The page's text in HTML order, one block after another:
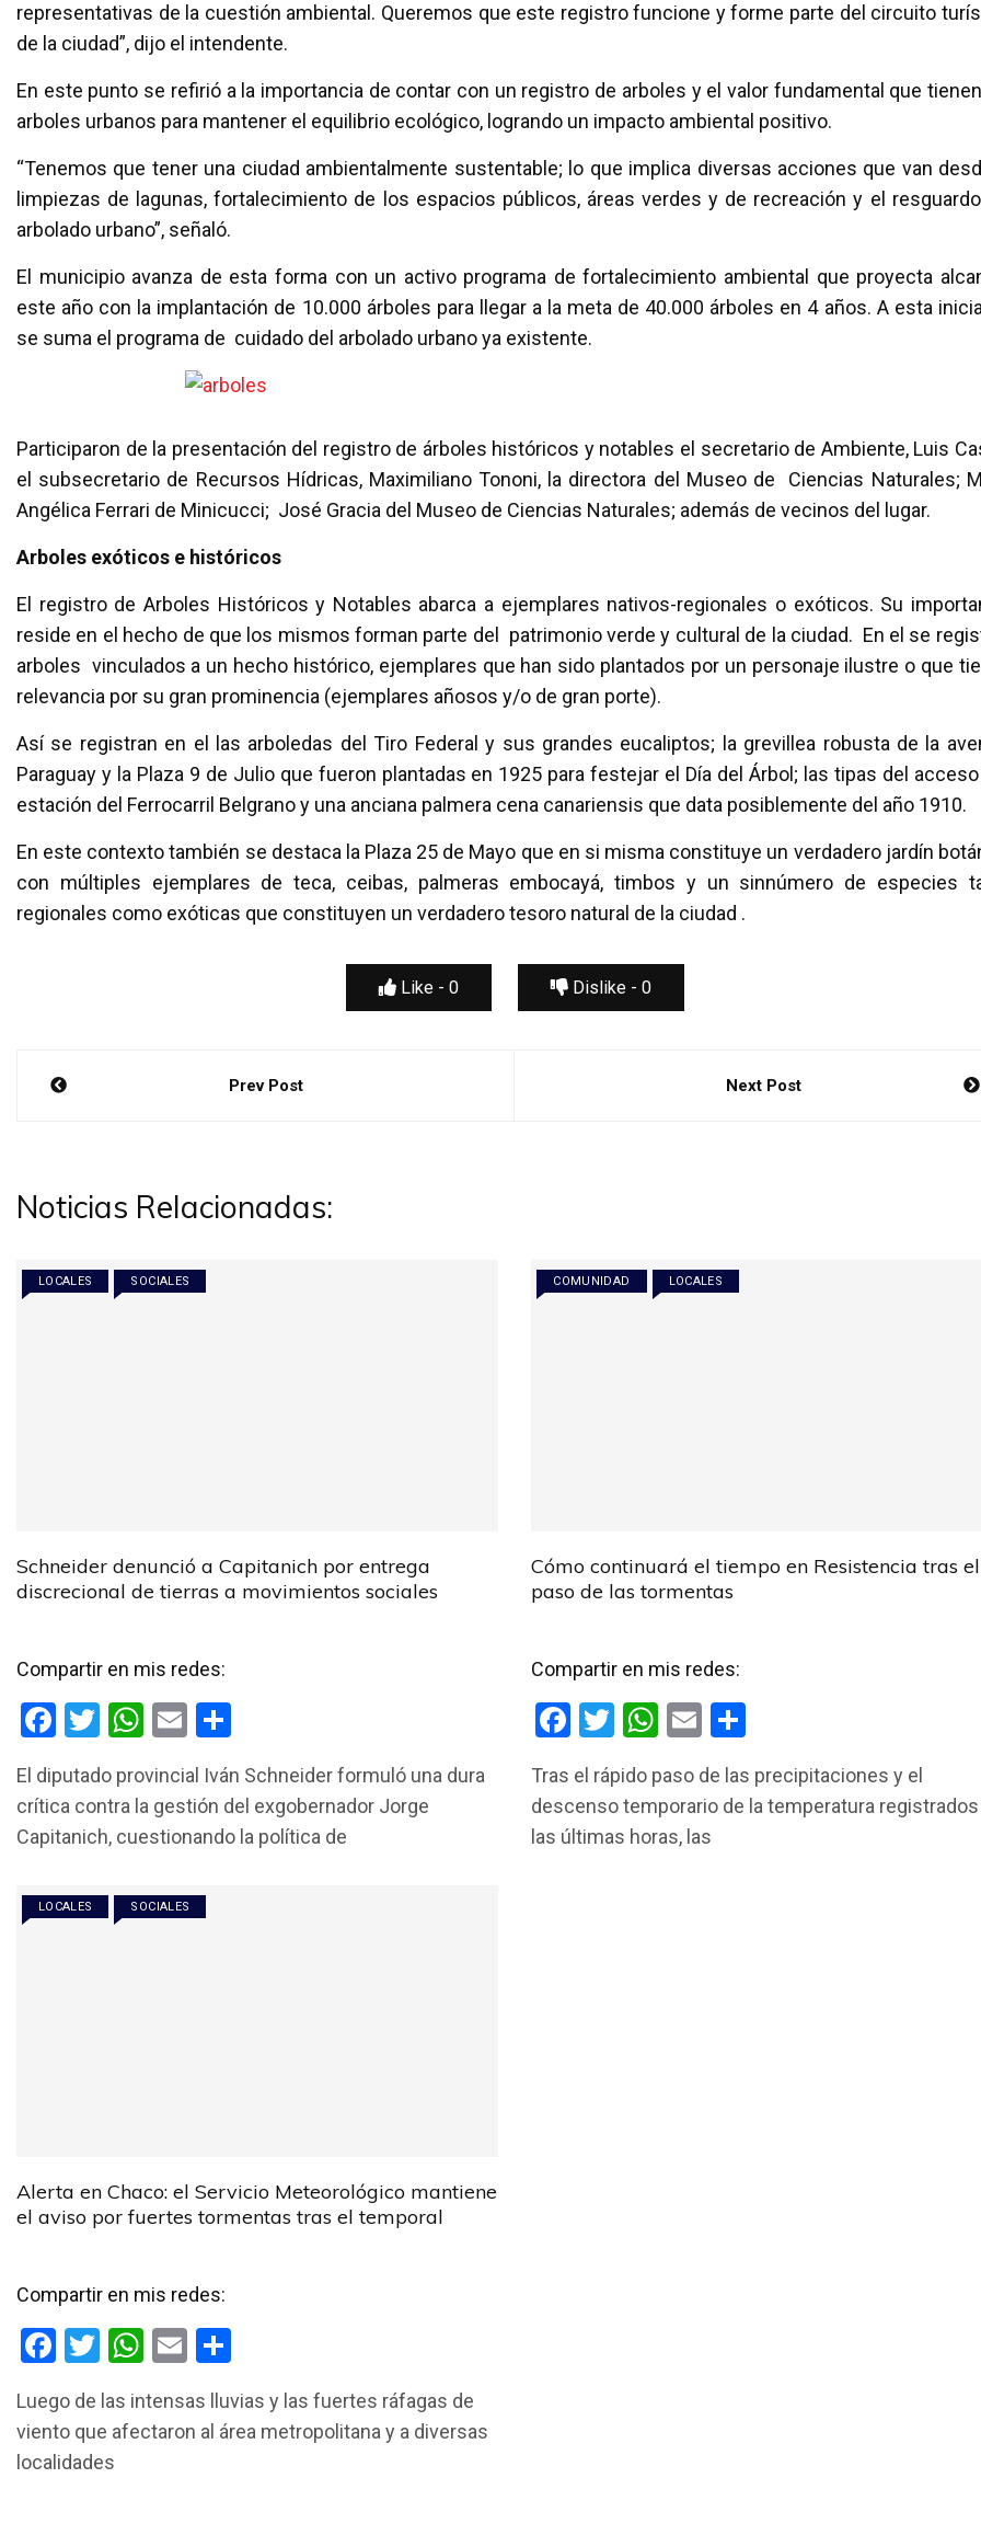
representativas de la cuestión ambiental. Queremos que este registro funcione y forme parte del circuito
de la ciudad”, dijo el intendente.
En este punto se refirió a la importancia de contar con un registro de arboles y el valor fundamental que
arboles urbanos para mantener el equilibrio ecológico, logrando un impacto ambiental positivo.
“Tenemos que tener una ciudad ambientalmente sustentable; lo que implica diversas acciones que van
limpiezas de lagunas, fortalecimiento de los espacios públicos, áreas verdes y de recreación y el
arbolado urbano”, señaló.
El municipio avanza de esta forma con un activo programa de fortalecimiento ambiental que proyecta
este año con la implantación de 10.000 árboles para llegar a la meta de 40.000 árboles en 4 años. A esta
se suma el programa de cuidado del arbolado urbano ya existente.
Participaron de la presentación del registro de árboles históricos y notables el secretario de Ambiente, Luis
el subsecretario de Recursos Hídricas, Maximiliano Tononi, la directora del Museo de Ciencias Naturales;
Angélica Ferrari de Minicucci; José Gracia del Museo de Ciencias Naturales; además de vecinos del lugar.
Arboles exóticos e históricos
El registro de Arboles Históricos y Notables abarca a ejemplares nativos-regionales o exóticos. Su
reside en el hecho de que los mismos forman parte del patrimonio verde y cultural de la ciudad. En el se
arboles vinculados a un hecho histórico, ejemplares que han sido plantados por un personaje ilustre o que
relevancia por su gran prominencia (ejemplares añosos y/o de gran porte).
Así se registran en el las arboledas del Tiro Federal y sus grandes eucaliptos; la grevillea robusta de la
Paraguay y la Plaza 9 de Julio que fueron plantadas en 1925 para festejar el Día del Árbol; las tipas del
estación del Ferrocarril Belgrano y una anciana palmera cena canariensis que data posiblemente del año 1910.
En este contexto también se destaca la Plaza 25 de Mayo que en si misma constituye un verdadero jardín
con múltiples ejemplares de teca, ceibas, palmeras embocayá, timbos y un sinnúmero de especies
regionales como exóticas que constituyen un verdadero tesoro natural de la ciudad .
Like - 0 Dislike - 0
Navegación
Prev Post Next Post
Noticias Relacionadas:
LOCALES SOCIALES
Schneider denunció a Capitanich por entrega
discrecional de tierras a movimientos sociales
Compartir en mis redes:
F
ce
b
o
k
T
tt
er
W
at
s
p
p
E
ail m
p
ar
El diputado provincial Iván Schneider formuló una dura
crítica contra la gestión del exgobernador Jorge
Capitanich, cuestionando la política de
COMUNIDAD LOCALES
Cómo continuará el tiempo en Resistencia tras el
paso de las tormentas
Compartir en mis redes:
F
ce
b
T
tt
er
W
at
s
A
E
ail m
p
Tras el rápido paso de las precipitaciones y el
descenso temporario de la temperatura
las últimas horas, las
LOCALES SOCIALES
Alerta en Chaco: el Servicio Meteorológico mantiene
el aviso por fuertes tormentas tras el temporal
Compartir en mis redes:
F
ce
b
T
tt
er
W
at
s
E
ail m
p
Luego de las intensas lluvias y las fuertes ráfagas de
viento que afectaron al área metropolitana y a diversas
localidades